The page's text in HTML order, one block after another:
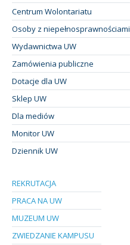
Centrum Wolontariatu
Osoby z niepełnosprawnościami
Wydawnictwa UW
Zamówienia publiczne
Dotacje dla UW
Sklep UW
Dla mediów
Monitor UW
Dziennik UW
REKRUTACJA
PRACA NA UW
MUZEUM UW
ZWIEDZANIE KAMPUSU